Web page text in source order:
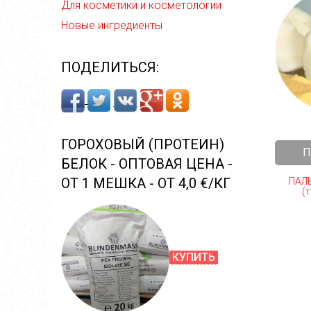
Для косметики и косметологии
Новые ингредиенты
ПОДЕЛИТЬСЯ:
ГОРОХОВЫЙ (ПРОТЕИН)
БЕЛОК - ОПТОВАЯ ЦЕНА -
ОТ 1 МЕШКА - ОТ 4,0 €/КГ
КУПИТЬ